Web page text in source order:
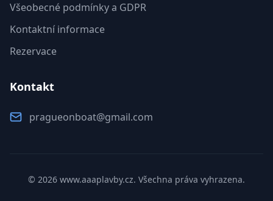
Všeobecné podmínky a GDPR
Kontaktní informace
Rezervace
Kontakt
pragueonboat@gmail.com
© 2026 www.aaaplavby.cz. Všechna práva vyhrazena.